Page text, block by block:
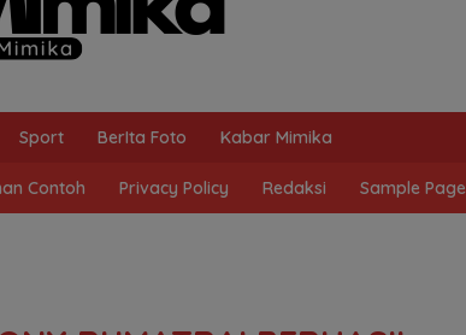
Sport BerIta Foto Kabar Mimika
Contoh Privacy Policy Redaksi Sample Page